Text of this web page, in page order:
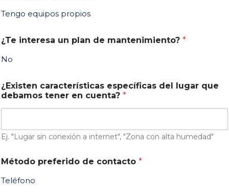
Tengo equipos propios
¿Te interesa un plan de mantenimiento? *
No
¿Existen características específicas del lugar que
debamos tener en cuenta? *
Ej. "Lugar sin conexión a internet", "Zona con alta humedad"
Método preferido de contacto *
Teléfono